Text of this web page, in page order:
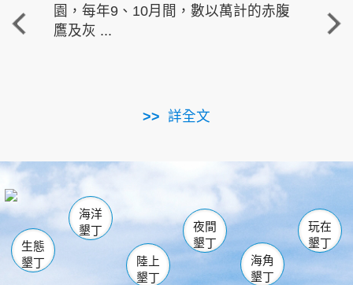
園，每年9、10月間，數以萬計的赤腹
鷹及灰 ...
詳全文
重
走進
南仁湖
海生館
恆春 佳樂水
龍鑾潭自然中心 森林遊樂區
瓊麻館
關山 墾管處遊客中心
社頂公園 風吹沙
船帆石
白砂 龍磐公園
香蕉灣
砂島
鵝鑾鼻
生態
墾丁
海洋
墾丁
陸上
墾丁
夜間
墾丁
海角
墾丁
玩在
墾丁